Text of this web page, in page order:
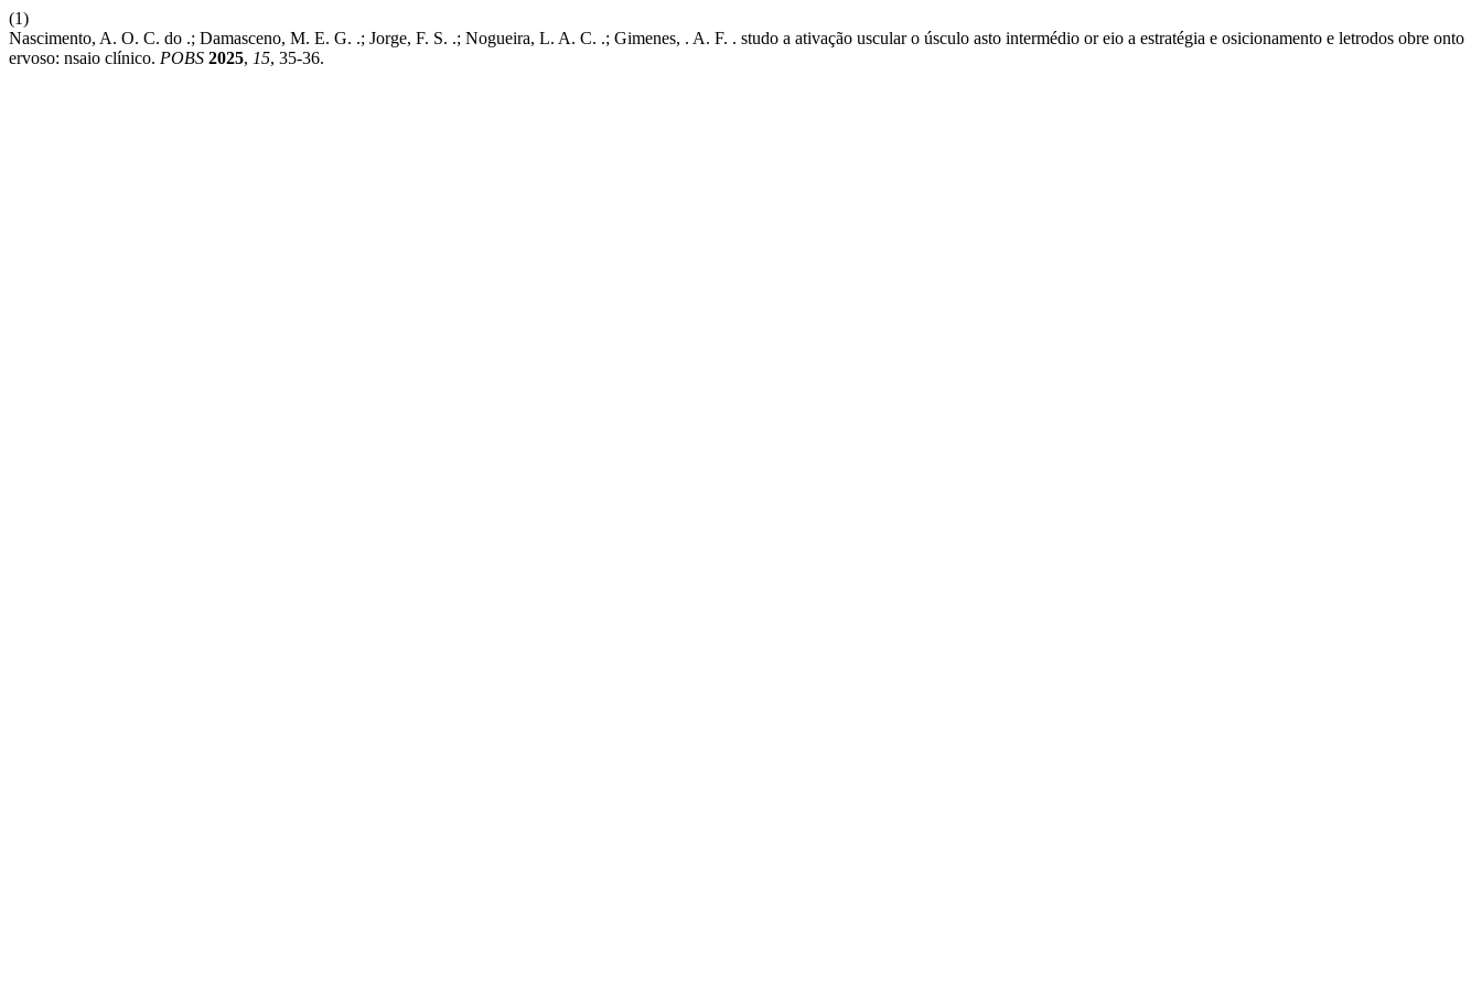
(1)
Nascimento, A. O. C. do .; Damasceno, M. E. G. .; Jorge, F. S. .; Nogueira, L. A. C. .; Gimenes, . A. F. . studo a ativação uscular o úsculo asto intermédio or eio a estratégia e osicionamento e letrodos obre onto
ervoso: nsaio clínico. POBS 2025, 15, 35-36.